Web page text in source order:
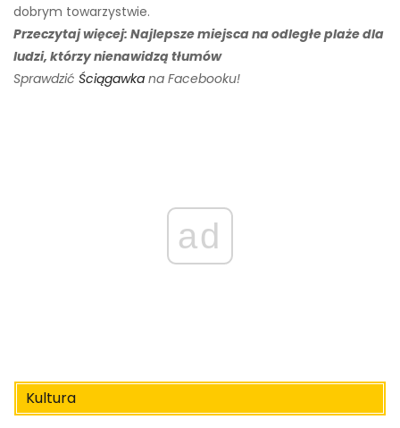
dobrym towarzystwie.
Przeczytaj więcej: Najlepsze miejsca na odległe plaże dla
ludzi, którzy nienawidzą tłumów
Sprawdzić Ściągawka na Facebooku!
ad
Kultura